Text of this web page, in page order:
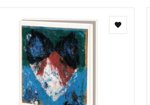
Toevoegen